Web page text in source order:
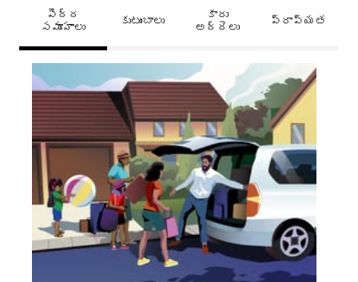
పెద్ద
సమూహాలు
కుటుంబాలు
కారు
అద్దెలు
ప్రాప్యత